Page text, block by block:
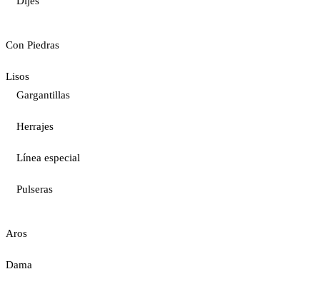
Con Piedras
Lisos
Gargantillas
Herrajes
Línea especial
Pulseras
Aros
Dama